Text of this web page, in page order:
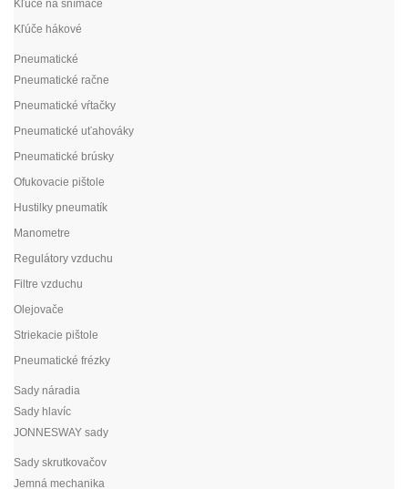
Kľúče na snímače
Kľúče hákové
Pneumatické
Pneumatické račne
Pneumatické vŕtačky
Pneumatické uťahováky
Pneumatické brúsky
Ofukovacie pištole
Hustilky pneumatík
Manometre
Regulátory vzduchu
Filtre vzduchu
Olejovače
Striekacie pištole
Pneumatické frézky
Sady náradia
Sady hlavíc
JONNESWAY sady
Sady skrutkovačov
Jemná mechanika